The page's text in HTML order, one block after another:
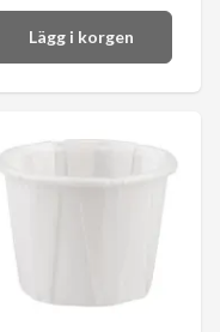
Lägg i korgen